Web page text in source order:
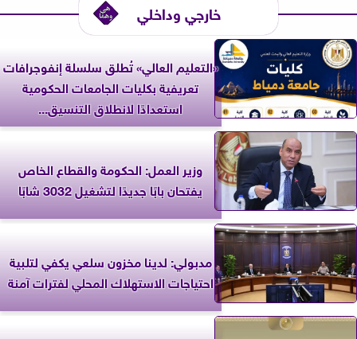
خارجي وداخلي
«التعليم العالي» تُطلق سلسلة إنفوجرافات
تعريفية بكليات الجامعات الحكومية
استعدادًا لانطلاق التنسيق...
وزير العمل: الحكومة والقطاع الخاص
يفتحان بابًا جديدًا لتشغيل 3032 شابًا
مدبولي: لدينا مخزون سلعي يكفي لتلبية
احتياجات الاستهلاك المحلي لفترات آمنة